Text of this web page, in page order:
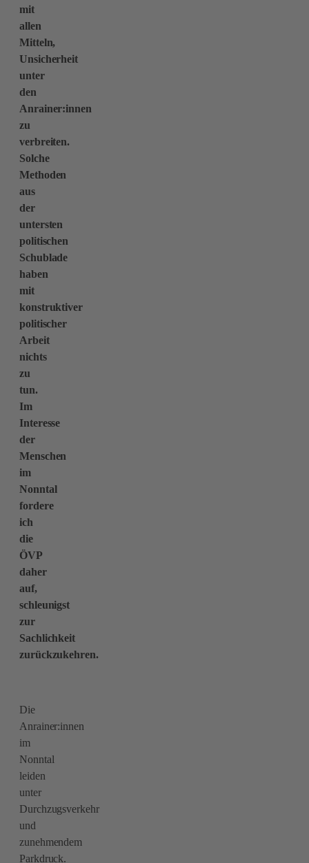
mit
allen
Mitteln,
Unsicherheit
unter
den
Anrainer:innen
zu
verbreiten.
Solche
Methoden
aus
der
untersten
politischen
Schublade
haben
mit
konstruktiver
politischer
Arbeit
nichts
zu
tun.
Im
Interesse
der
Menschen
im
Nonntal
fordere
ich
die
ÖVP
daher
auf,
schleunigst
zur
Sachlichkeit
zurückzukehren.
Die
Anrainer:innen
im
Nonntal
leiden
unter
Durchzugsverkehr
und
zunehmendem
Parkdruck.